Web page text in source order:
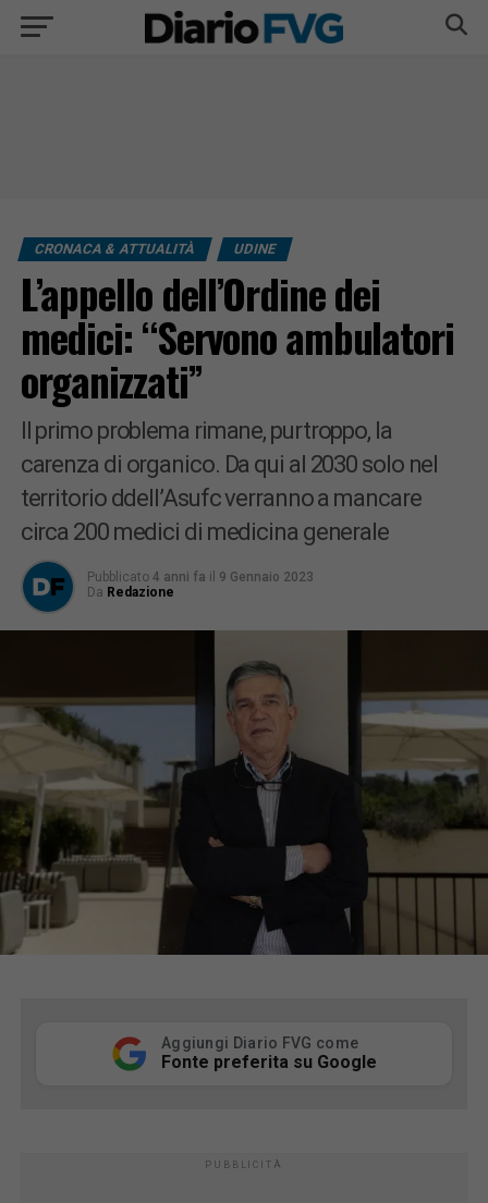
CRONACA & ATTUALITÀ UDINE
L’appello dell’Ordine dei
medici: “Servono ambulatori
organizzati”
Il primo problema rimane, purtroppo, la
carenza di organico. Da qui al 2030 solo nel
territorio ddell’Asufc verranno a mancare
circa 200 medici di medicina generale
Pubblicato 4 anni fa il 9 Gennaio 2023
Da Redazione
Aggiungi Diario FVG come
Fonte preferita su Google